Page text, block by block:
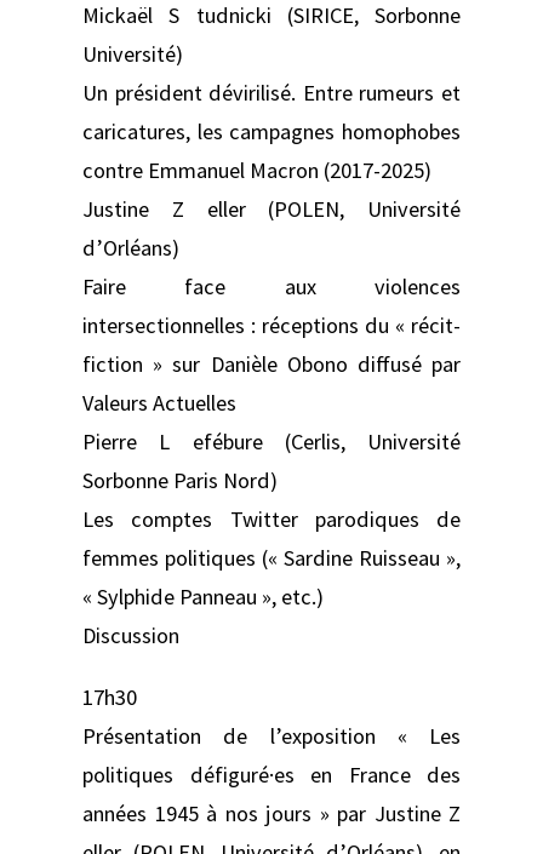
Mickaël S tudnicki (SIRICE, Sorbonne
Université)
Un président dévirilisé. Entre rumeurs et
caricatures, les campagnes homophobes
contre Emmanuel Macron (2017-2025)
Justine Z eller (POLEN, Université
d’Orléans)
Faire face aux violences
intersectionnelles : réceptions du « récit-
fiction » sur Danièle Obono diffusé par
Valeurs Actuelles
Pierre L efébure (Cerlis, Université
Sorbonne Paris Nord)
Les comptes Twitter parodiques de
femmes politiques (« Sardine Ruisseau »,
« Sylphide Panneau », etc.)
Discussion
17h30
Présentation de l’exposition « Les
politiques défiguré·es en France des
années 1945 à nos jours » par Justine Z